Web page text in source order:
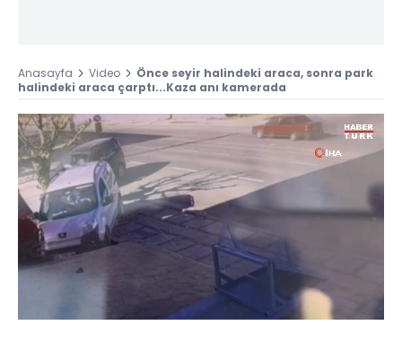
Anasayfa Video
Önce seyir halindeki araca, sonra park
halindeki araca çarptı...Kaza anı kamerada
Aç
Yüklendi:
100.00%
Oynatma
Hızı